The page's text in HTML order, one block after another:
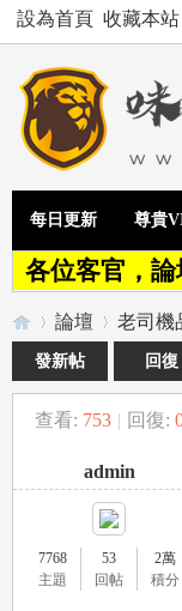
設為首頁 收藏本站
每日更新 尊貴
各位客官，
»
論壇
›
老司機
發新帖 回復
查看: 753 | 回復:
admin
7768
主題
53
回帖
2萬
積分